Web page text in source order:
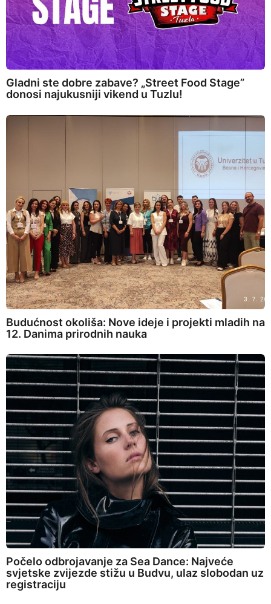
Gladni ste dobre zabave? „Street Food Stage”
donosi najukusniji vikend u Tuzlu!
Budućnost okoliša: Nove ideje i projekti mladih na
12. Danima prirodnih nauka
Počelo odbrojavanje za Sea Dance: Najveće
svjetske zvijezde stižu u Budvu, ulaz slobodan uz
registraciju